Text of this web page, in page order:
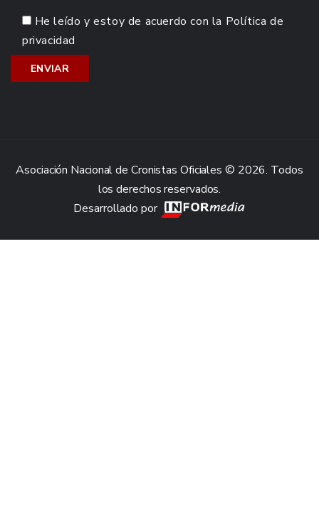
He leído y estoy de acuerdo con la Política de
privacidad
Asociación Nacional de Cronistas Oficiales © 2026. Todos
los derechos reservados.
Desarrollado por